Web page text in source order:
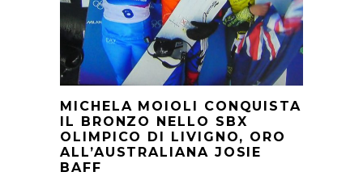
MICHELA MOIOLI CONQUISTA
IL BRONZO NELLO SBX
OLIMPICO DI LIVIGNO, ORO
ALL’AUSTRALIANA JOSIE
BAFF